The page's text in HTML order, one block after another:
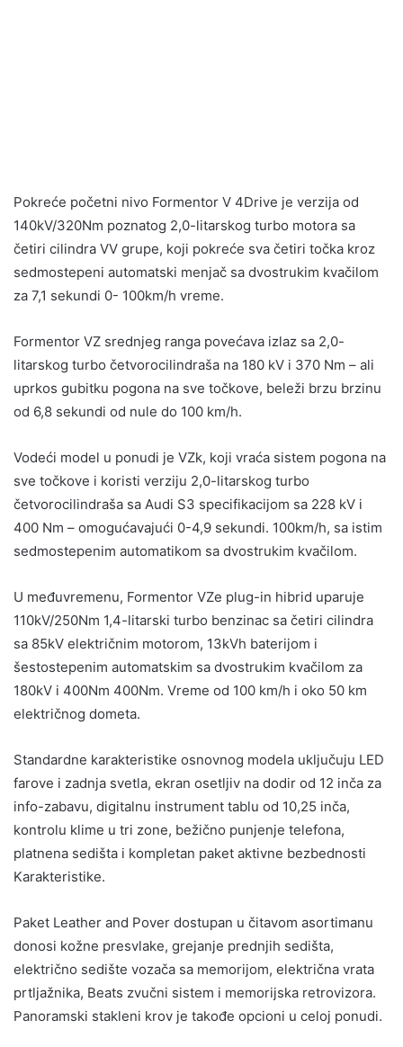
Pokreće početni nivo Formentor V 4Drive je verzija od
140kV/320Nm poznatog 2,0-litarskog turbo motora sa
četiri cilindra VV grupe, koji pokreće sva četiri točka kroz
sedmostepeni automatski menjač sa dvostrukim kvačilom
za 7,1 sekundi 0- 100km/h vreme.
Formentor VZ srednjeg ranga povećava izlaz sa 2,0-
litarskog turbo četvorocilindraša na 180 kV i 370 Nm – ali
uprkos gubitku pogona na sve točkove, beleži brzu brzinu
od 6,8 sekundi od nule do 100 km/h.
Vodeći model u ponudi je VZk, koji vraća sistem pogona na
sve točkove i koristi verziju 2,0-litarskog turbo
četvorocilindraša sa Audi S3 specifikacijom sa 228 kV i
400 Nm – omogućavajući 0-4,9 sekundi. 100km/h, sa istim
sedmostepenim automatikom sa dvostrukim kvačilom.
U međuvremenu, Formentor VZe plug-in hibrid uparuje
110kV/250Nm 1,4-litarski turbo benzinac sa četiri cilindra
sa 85kV električnim motorom, 13kVh baterijom i
šestostepenim automatskim sa dvostrukim kvačilom za
180kV i 400Nm 400Nm. Vreme od 100 km/h i oko 50 km
električnog dometa.
Standardne karakteristike osnovnog modela uključuju LED
farove i zadnja svetla, ekran osetljiv na dodir od 12 inča za
info-zabavu, digitalnu instrument tablu od 10,25 inča,
kontrolu klime u tri zone, bežično punjenje telefona,
platnena sedišta i kompletan paket aktivne bezbednosti
Karakteristike.
Paket Leather and Pover dostupan u čitavom asortimanu
donosi kožne presvlake, grejanje prednjih sedišta,
električno sedište vozača sa memorijom, električna vrata
prtljažnika, Beats zvučni sistem i memorijska retrovizora.
Panoramski stakleni krov je takođe opcioni u celoj ponudi.